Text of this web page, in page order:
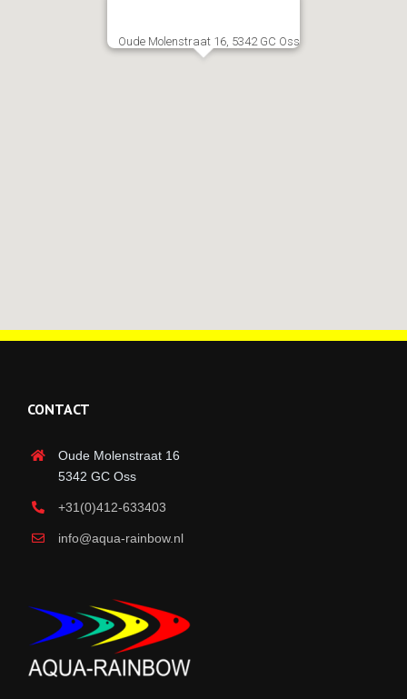
Oude Molenstraat 16, 5342 GC Oss
CONTACT
Oude Molenstraat 16
5342 GC Oss
+31(0)412-633403
info@aqua-rainbow.nl